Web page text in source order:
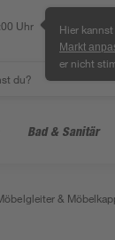
Uhr Hier
Markt
er nicht
Bad & Sanitär
&